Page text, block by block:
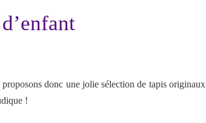
donc une jolie sélection de tapis originaux
!